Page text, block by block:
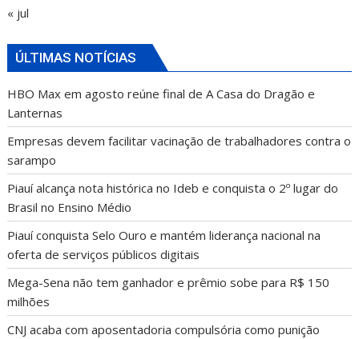
« jul
ÚLTIMAS NOTÍCIAS
HBO Max em agosto reúne final de A Casa do Dragão e
Lanternas
Empresas devem facilitar vacinação de trabalhadores contra o
sarampo
Piauí alcança nota histórica no Ideb e conquista o 2º lugar do
Brasil no Ensino Médio
Piauí conquista Selo Ouro e mantém liderança nacional na
oferta de serviços públicos digitais
Mega-Sena não tem ganhador e prêmio sobe para R$ 150
milhões
CNJ acaba com aposentadoria compulsória como punição